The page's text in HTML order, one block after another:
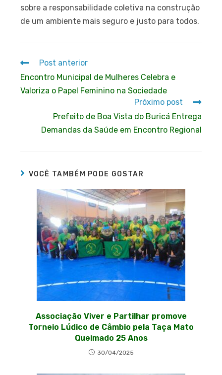
sobre a responsabilidade coletiva na construção
de um ambiente mais seguro e justo para todos.
Post anterior
Encontro Municipal de Mulheres Celebra e
Valoriza o Papel Feminino na Sociedade
Próximo post
Prefeito de Boa Vista do Buricá Entrega
Demandas da Saúde em Encontro Regional
VOCÊ TAMBÉM PODE GOSTAR
Associação Viver e Partilhar promove
Torneio Lúdico de Câmbio pela Taça Mato
Queimado 25 Anos
30/04/2025